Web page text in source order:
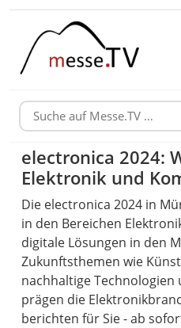
electronica 2024:
Elektronik und
Die electronica 2024 in
in den Bereichen
digitale Lösungen in den
Zukunftsthemen wie
nachhaltige Technologien
prägen die
berichten für Sie - ab